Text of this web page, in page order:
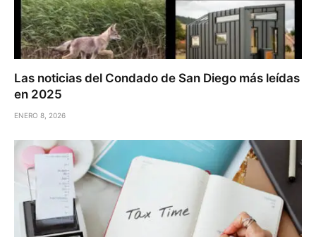
Las noticias del Condado de San Diego más leídas
en 2025
ENERO 8, 2026